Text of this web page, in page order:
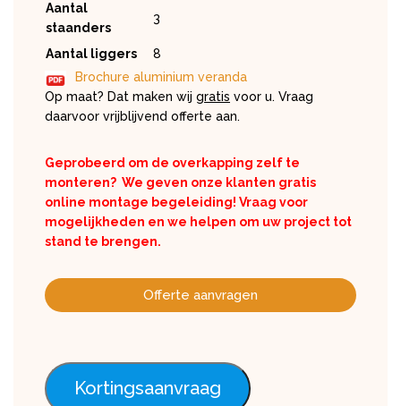
Aantal
staanders
3
Aantal liggers
8
Brochure aluminium veranda
Op maat? Dat maken wij gratis voor u. Vraag
daarvoor vrijblijvend offerte aan.
Geprobeerd om de overkapping zelf te
monteren? We geven onze klanten gratis
online montage begeleiding! Vraag voor
mogelijkheden en we helpen om uw project tot
stand te brengen.
Offerte aanvragen
Kortingsaanvraag